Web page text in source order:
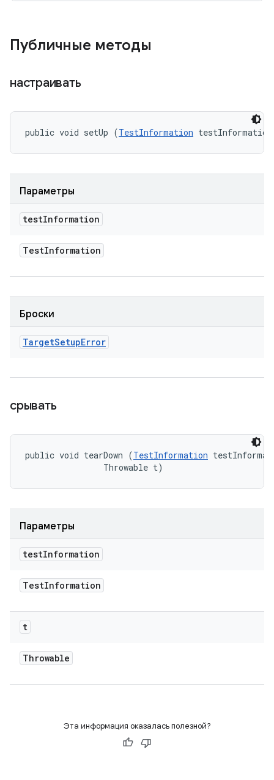
Публичные методы
настраивать
public void setUp (TestInformation
Параметры
testInformation
TestInformation
Броски
TargetSetupError
срывать
public void tearDown (TestInformation
                Throwable t)
Параметры
testInformation
TestInformation
t
Throwable
Эта информация оказалась полезной?